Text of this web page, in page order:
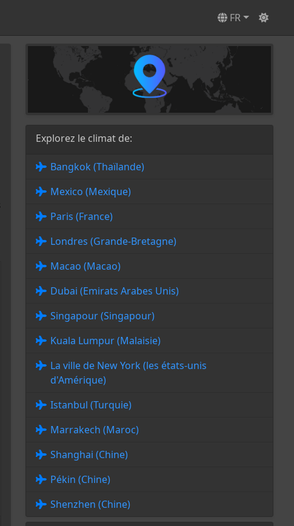
FR
Explorez le climat de:
Bangkok (Thaïlande)
Mexico (Mexique)
Paris (France)
Londres (Grande-Bretagne)
Macao (Macao)
Dubai (Emirats Arabes Unis)
Singapour (Singapour)
Kuala Lumpur (Malaisie)
La ville de New York (les états-unis
d'Amérique)
Istanbul (Turquie)
Marrakech (Maroc)
Shanghai (Chine)
Pékin (Chine)
Shenzhen (Chine)